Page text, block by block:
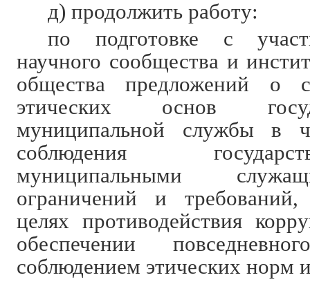
д) продолжить работу:
по подготовке с
научного сообщества и
общества предложений о
этических основ
муниципальной службы в
соблюдения
муниципальными
ограничений и
целях противодействия
обеспечении
соблюдением этических норм